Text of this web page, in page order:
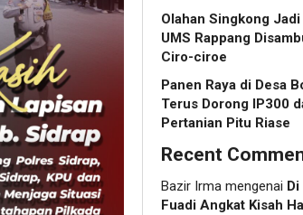
Olahan Singkong
UMS Rappang
Ciro-ciroe
Panen Raya di Desa
Terus Dorong IP300
Pertanian Pitu Riase
Recent
Bazir Irma mengenai
Fuadi Angkat Kisah